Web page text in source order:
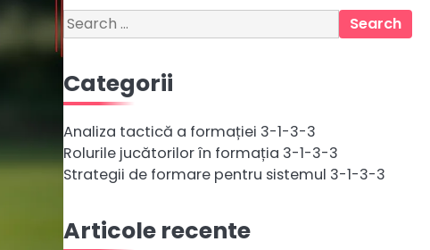
Search
for:
Categorii
Analiza tactică a formației 3-1-3-3
Rolurile jucătorilor în formația 3-1-3-3
Strategii de formare pentru sistemul 3-1-3-3
Articole recente